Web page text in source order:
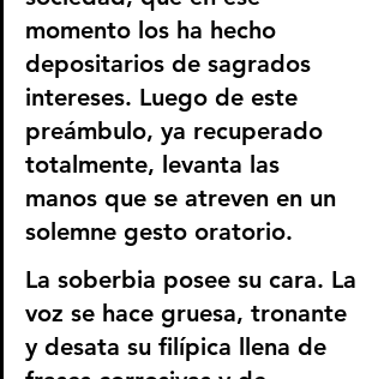
momento los ha hecho
depositarios de sagrados
intereses. Luego de este
preámbulo, ya recuperado
totalmente, levanta las
manos que se atreven en un
solemne gesto oratorio.
La soberbia posee su cara. La
voz se hace gruesa, tronante
y desata su filípica llena de